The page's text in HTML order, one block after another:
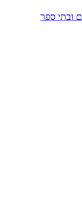
ובתי ספר